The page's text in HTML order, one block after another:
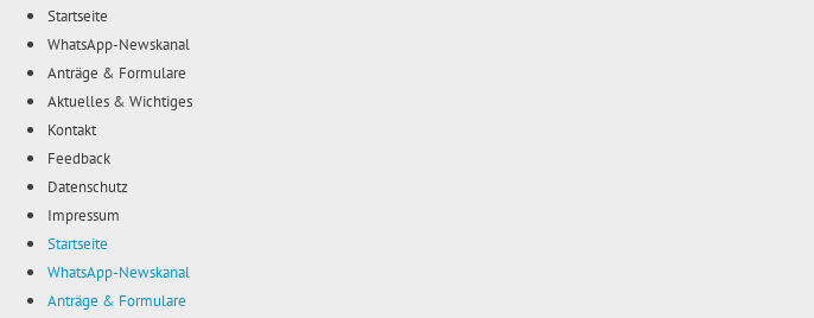
Zum
Inhalt
springen
Startseite
WhatsApp-Newskanal
Anträge & Formulare
Aktuelles & Wichtiges
Kontakt
Feedback
Datenschutz
Impressum
Startseite
WhatsApp-Newskanal
Anträge & Formulare